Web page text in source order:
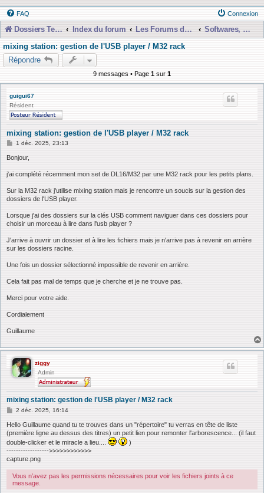
FAQ Connexion
Dossiers Techniques Index du forum Les Forums de Discussions
Softwares, Libraries, Presets et Téléchargements etc...
mixing station: gestion de l'USB player / M32 rack
Répondre
9 messages • Page 1 sur 1
guigui67
Résident
mixing station: gestion de l'USB player / M32 rack
M
s
a
g
1 déc. 2025, 23:13
Bonjour,
j'ai complété récemment mon set de DL16/M32 par une M32 rack pour les petits plans.
Sur la M32 rack j'utilise mixing station mais je rencontre un soucis sur la gestion des
dossiers de l'USB player.
Lorsque j'ai des dossiers sur la clés USB comment naviguer dans ces dossiers pour
choisir un morceau à lire dans l'usb player ?
J'arrive à ouvrir un dossier et à lire les fichiers mais je n'arrive pas à revenir en arrière
sur les dossiers racine.
Une fois un dossier sélectionné impossible de revenir en arrière.
Cela fait pas mal de temps que je cherche et je ne trouve pas.
Merci pour votre aide.
Cordialement
Guillaume
ziggy
Admin
mixing station: gestion de l'USB player / M32 rack
M
s
s
g
e
2 déc. 2025, 16:14
Hello Guillaume quand tu te trouves dans un "répertoire" tu verras en tête de liste
(première ligne au dessus des titres) un petit lien pour remonter l'arborescence... (il faut
double-clicker et le miracle a lieu....
)
------------------>>>>>>>>>>>>
capture.png
Vous n’avez pas les permissions nécessaires pour voir les fichiers joints à ce
message.